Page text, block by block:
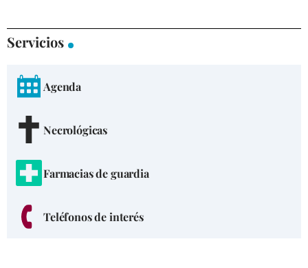
Servicios
Agenda
Necrológicas
Farmacias de guardia
Teléfonos de interés